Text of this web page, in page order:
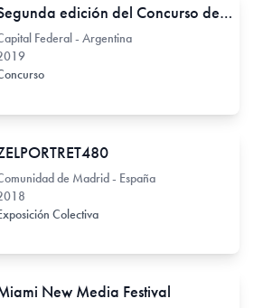
Segunda edición del Concurso de Arte y Tecnología
Federal - Argentina
de Madrid - España
Colectiva
New Media Festival